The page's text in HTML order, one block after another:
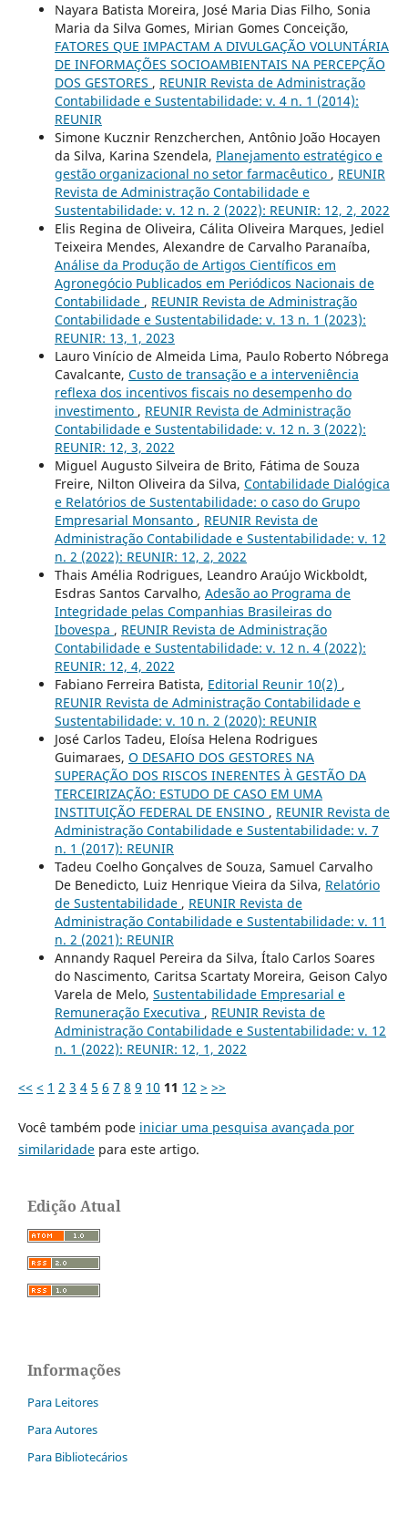
Nayara Batista Moreira, José Maria Dias Filho, Sonia
Maria da Silva Gomes, Mirian Gomes Conceição,
FATORES QUE IMPACTAM A DIVULGAÇÃO VOLUNTÁRIA
DE INFORMAÇÕES SOCIOAMBIENTAIS NA PERCEPÇÃO
DOS GESTORES , REUNIR Revista de Administração
Contabilidade e Sustentabilidade: v. 4 n. 1 (2014):
REUNIR
Simone Kucznir Renzcherchen, Antônio João Hocayen
da Silva, Karina Szendela, Planejamento estratégico e
gestão organizacional no setor farmacêutico , REUNIR
Revista de Administração Contabilidade e
Sustentabilidade: v. 12 n. 2 (2022): REUNIR: 12, 2, 2022
Elis Regina de Oliveira, Cálita Oliveira Marques, Jediel
Teixeira Mendes, Alexandre de Carvalho Paranaíba,
Análise da Produção de Artigos Científicos em
Agronegócio Publicados em Periódicos Nacionais de
Contabilidade , REUNIR Revista de Administração
Contabilidade e Sustentabilidade: v. 13 n. 1 (2023):
REUNIR: 13, 1, 2023
Lauro Vinício de Almeida Lima, Paulo Roberto Nóbrega
Cavalcante, Custo de transação e a interveniência
reflexa dos incentivos fiscais no desempenho do
investimento , REUNIR Revista de Administração
Contabilidade e Sustentabilidade: v. 12 n. 3 (2022):
REUNIR: 12, 3, 2022
Miguel Augusto Silveira de Brito, Fátima de Souza
Freire, Nilton Oliveira da Silva, Contabilidade Dialógica
e Relatórios de Sustentabilidade: o caso do Grupo
Empresarial Monsanto , REUNIR Revista de
Administração Contabilidade e Sustentabilidade: v. 12
n. 2 (2022): REUNIR: 12, 2, 2022
Thais Amélia Rodrigues, Leandro Araújo Wickboldt,
Esdras Santos Carvalho, Adesão ao Programa de
Integridade pelas Companhias Brasileiras do
Ibovespa , REUNIR Revista de Administração
Contabilidade e Sustentabilidade: v. 12 n. 4 (2022):
REUNIR: 12, 4, 2022
Fabiano Ferreira Batista, Editorial Reunir 10(2) ,
REUNIR Revista de Administração Contabilidade e
Sustentabilidade: v. 10 n. 2 (2020): REUNIR
José Carlos Tadeu, Eloísa Helena Rodrigues
Guimaraes, O DESAFIO DOS GESTORES NA
SUPERAÇÃO DOS RISCOS INERENTES À GESTÃO DA
TERCEIRIZAÇÃO: ESTUDO DE CASO EM UMA
INSTITUIÇÃO FEDERAL DE ENSINO , REUNIR Revista de
Administração Contabilidade e Sustentabilidade: v. 7
n. 1 (2017): REUNIR
Tadeu Coelho Gonçalves de Souza, Samuel Carvalho
De Benedicto, Luiz Henrique Vieira da Silva, Relatório
de Sustentabilidade , REUNIR Revista de
Administração Contabilidade e Sustentabilidade: v. 11
n. 2 (2021): REUNIR
Annandy Raquel Pereira da Silva, Ítalo Carlos Soares
do Nascimento, Caritsa Scartaty Moreira, Geison Calyo
Varela de Melo, Sustentabilidade Empresarial e
Remuneração Executiva , REUNIR Revista de
Administração Contabilidade e Sustentabilidade: v. 12
n. 1 (2022): REUNIR: 12, 1, 2022
<< < 1 2 3 4 5 6 7 8 9 10 11 12 > >>
Você também pode iniciar uma pesquisa avançada por
similaridadepara este artigo.
Edição Atual
Informações
Para Leitores
Para Autores
Para Bibliotecários